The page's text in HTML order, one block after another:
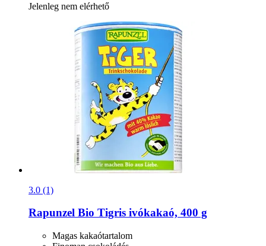
Jelenleg nem elérhető
3.0 (1)
Rapunzel Bio Tigris ivókakaó, 400 g
Magas kakaótartalom